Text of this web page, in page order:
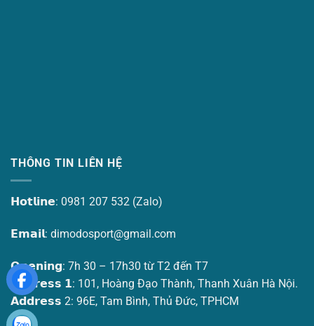
THÔNG TIN LIÊN HỆ
𝗛𝗼𝘁𝗹𝗶𝗻𝗲: 0981 207 532 (Zalo)
𝗘𝗺𝗮𝗶𝗹: dimodosport@gmail.com
𝗢𝗽𝗲𝗻𝗶𝗻𝗴: 7h 30 – 17h30 từ T2 đến T7
𝗔𝗱𝗱𝗿𝗲𝘀𝘀 𝟭: 101, Hoàng Đạo Thành, Thanh Xuân Hà Nội.
𝗔𝗱𝗱𝗿𝗲𝘀𝘀 2: 96E, Tam Bình, Thủ Đức, TPHCM